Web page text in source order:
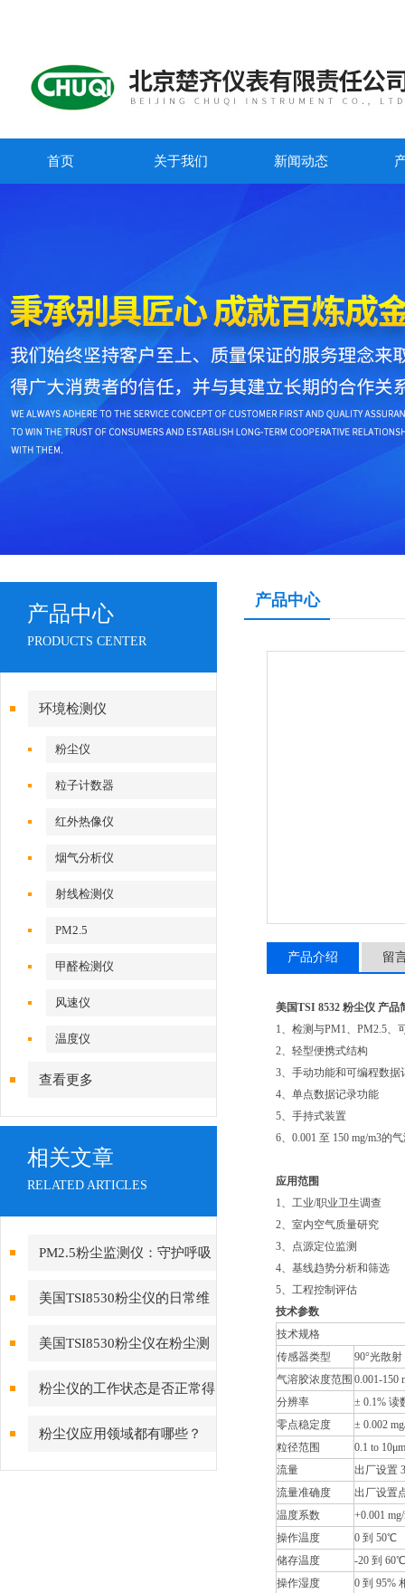
首页 关于我们 新闻动态
产品中心
PRODUCTS CENTER
环境检测仪
粉尘仪
粒子计数器
红外热像仪
烟气分析仪
射线检测仪
PM2.5
甲醛检测仪
风速仪
温度仪
查看更多
相关文章
RELATED ARTICLES
PM2.5粉尘监测仪：守护呼吸
健康的“空气哨兵”
美国TSI8530粉尘仪的日常维
护与保养指南
美国TSI8530粉尘仪在粉尘测
量领域备受青睐
粉尘仪的工作状态是否正常得
看这些方面
粉尘仪应用领域都有哪些？
产品中心
产品介绍 留
美国TSI 8532 粉尘仪 产品
1、检测与PM1、PM2.5、
2、轻型便携式结构
3、手动功能和可编程数据
4、单点数据记录功能
5、手持式装置
6、0.001 至 150 mg/m3的
应用范围
1、工业/职业卫生调查
2、室内空气质量研究
3、点源定位监测
4、基线趋势分析和筛选
5、工程控制评估
技术参数
技术规格
传感器类型
90°光散射
气溶胶浓度范围 0.001-150
分辨率
± 0.1% 读
零点稳定度
± 0.002
粒径范围
0.1 to 10μm
流量
出厂设置
流量准确度
出厂设置
温度系数
+0.001
操作温度
0 到 50℃
储存温度
-20 到 60℃
操作湿度
0 到 95%